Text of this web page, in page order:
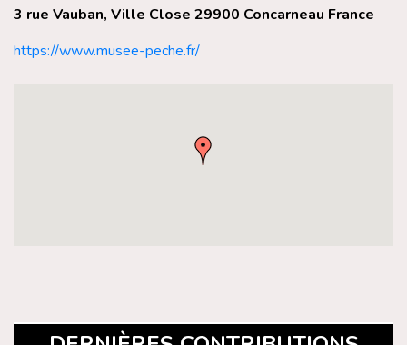
3 rue Vauban, Ville Close 29900 Concarneau France
https://www.musee-peche.fr/